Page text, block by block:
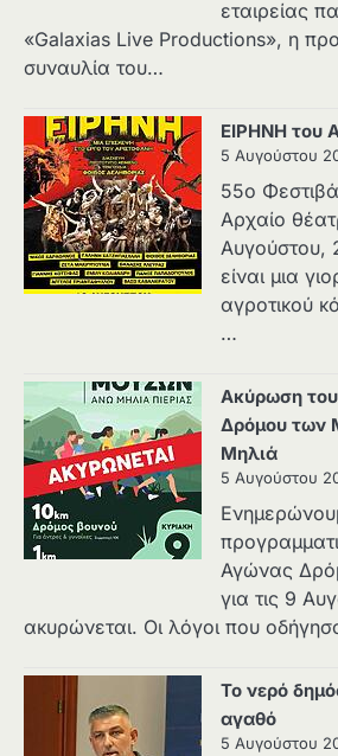
εταιρείας
«Galaxias Live Productions», η
συναυλία του…
ΕΙΡΗΝΗ του
5 Αυγούστου
55ο
Αρχαίο
Αυγούστου,
είναι μια
αγροτικού
…
Ακύρωση
Δρόμου των
Μηλιά
5 Αυγούστου
Αγώνας
για τις 9
ακυρώνεται. Οι λόγοι που
Το νερό
αγαθό
5 Αυγούστου